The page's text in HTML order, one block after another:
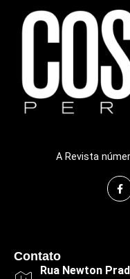
A Revista
Contato
Rua Newton